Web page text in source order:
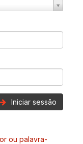
Iniciar sessão
ou palavra-